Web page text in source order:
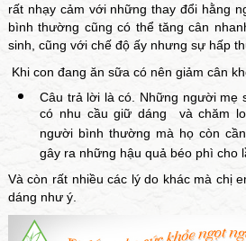
rất nhạy cảm với những thay đổi hằng
bình thường cũng có thể tăng cân
sinh, cũng với chế độ ấy nhưng sự hấp
Khi con đang ăn sữa có nên giảm cân
Câu trả lời là có. Những người mẹ
có nhu cầu giữ dáng và chăm
người bình thường mà họ còn
gây ra những hậu quả béo phì cho
Và còn rất nhiều các lý do khác mà chị
dáng như ý.